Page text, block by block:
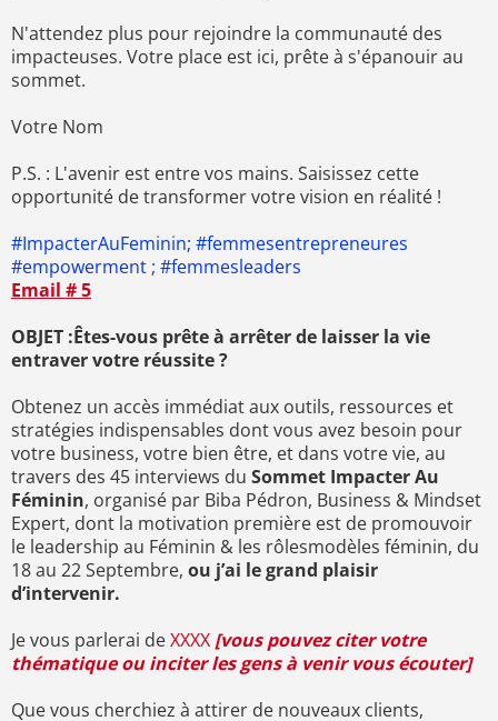
N'attendez plus pour rejoindre la communauté des
impacteuses. Votre place est ici, prête à s'épanouir au
sommet.
Votre Nom
P.S. : L'avenir est entre vos mains. Saisissez cette
opportunité de transformer votre vision en réalité !
#ImpacterAuFeminin; #femmesentrepreneures
#empowerment ; #femmesleaders
Email # 5
OBJET :Êtes-vous prête à arrêter de laisser la vie
entraver votre réussite ?
Obtenez un accès immédiat aux outils, ressources et
stratégies indispensables dont vous avez besoin pour
votre business, votre bien être, et dans votre vie, au
travers des 45 interviews du Sommet Impacter Au
Féminin, organisé par Biba Pédron, Business & Mindset
Expert, dont la motivation première est de promouvoir
le leadership au Féminin & les rôlesmodèles féminin, du
18 au 22 Septembre, ou j’ai le grand plaisir
d’intervenir.
Je vous parlerai deXXXX [vous pouvez citer votre
thématique ou inciter les gens à venir vous écouter]
Que vous cherchiez à attirer de nouveaux clients,